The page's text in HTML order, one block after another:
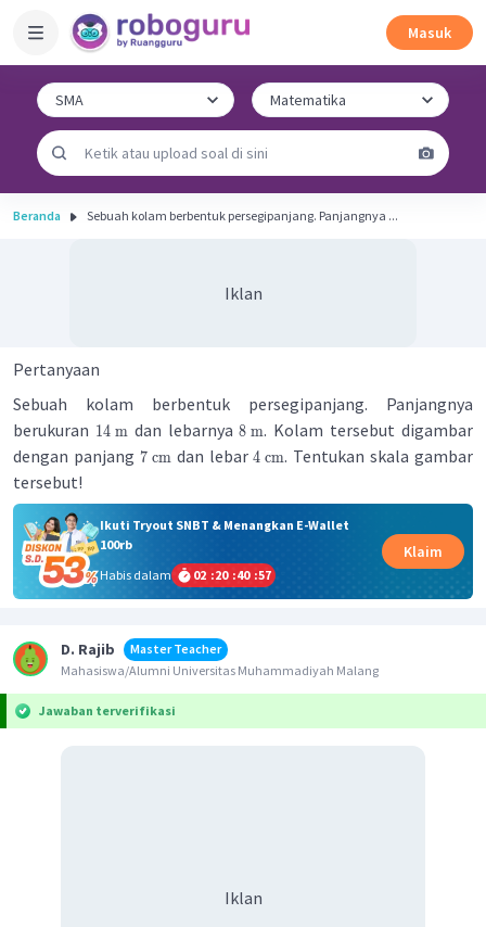
Masuk
Beranda Sebuah kolam berbentuk persegipanjang. Panjangnya ...
Iklan
Pertanyaan
Sebuah kolam berbentuk persegipanjang. Panjangnya
berukuran 14 mdan lebarnya8 m. Kolam tersebut digambar
dengan panjang 7 cmdan lebar4 cm. Tentukan skala gambar
tersebut!
Ikuti Tryout SNBT & Menangkan E-Wallet
100rb
Habis dalam
02 :20 :40 :56
Klaim
D. Rajib
Master Teacher
Mahasiswa/Alumni Universitas Muhammadiyah Malang
Jawaban terverifikasi
Iklan